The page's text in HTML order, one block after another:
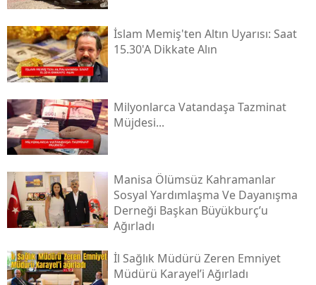
İslam Memiş'ten Altın Uyarısı: Saat
15.30'a Dikkate Alın
Milyonlarca Vatandaşa Tazminat
Müjdesi...
Manisa Ölümsüz Kahramanlar
Sosyal Yardımlaşma Ve Dayanışma
Derneği Başkan Büyükburç’u
Ağırladı
İl Sağlık Müdürü Zeren Emniyet
Müdürü Karayel’i Ağırladı